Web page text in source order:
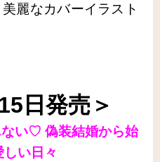
麗なカバーイラスト
日発売＞
い♡ 偽装結婚から始
い日々